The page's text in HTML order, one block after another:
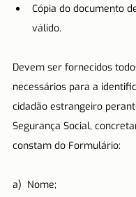
Cópia do documento
válido.
Devem ser fornecidos
necessários para a
cidadão estrangeiro
Segurança Social,
constam do Formulário:
a)  Nome;